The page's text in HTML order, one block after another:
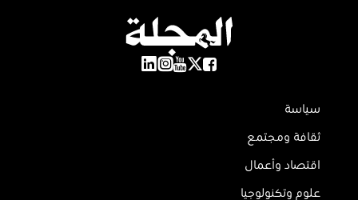
سياسة
ثقافة ومجتمع
اقتصاد وأعمال
علوم وتكنولوجيا